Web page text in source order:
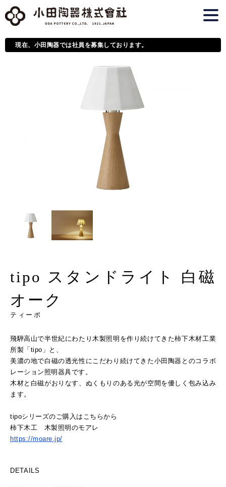
現在、小田陶器では社員を募集しております。
tipo スタンドライト 白磁
オーク
ティーポ
飛騨高山で半世紀にわたり木製照明を作り続けてきた柿下木材工業
所製「tipo」と、
美濃の地で白磁の透光性にこだわり続けてきた小田陶器とのコラボ
レーション照明器具です。
木材と白磁がおりなす、ぬくもりのある光が空間を優しく包み込み
ます。
tipoシリーズのご購入はこちらから
柿下木工 木製照明のモアレ
https://moare.jp/
DETAILS